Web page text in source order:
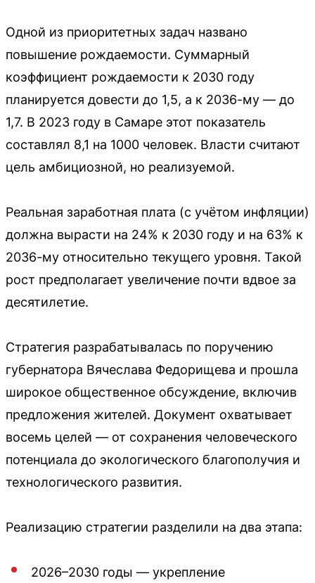
Одной из приоритетных задач названо
повышение рождаемости. Суммарный
коэффициент рождаемости к 2030 году
планируется довести до 1,5, а к 2036-му — до
1,7. В 2023 году в Самаре этот показатель
составлял 8,1 на 1000 человек. Власти считают
цель амбициозной, но реализуемой.
Реальная заработная плата (с учётом инфляции)
должна вырасти на 24% к 2030 году и на 63% к
2036-му относительно текущего уровня. Такой
рост предполагает увеличение почти вдвое за
десятилетие.
Стратегия разрабатывалась по поручению
губернатора Вячеслава Федорищева и прошла
широкое общественное обсуждение, включив
предложения жителей. Документ охватывает
восемь целей — от сохранения человеческого
потенциала до экологического благополучия и
технологического развития.
Реализацию стратегии разделили на два этапа:
2026–2030 годы — укрепление